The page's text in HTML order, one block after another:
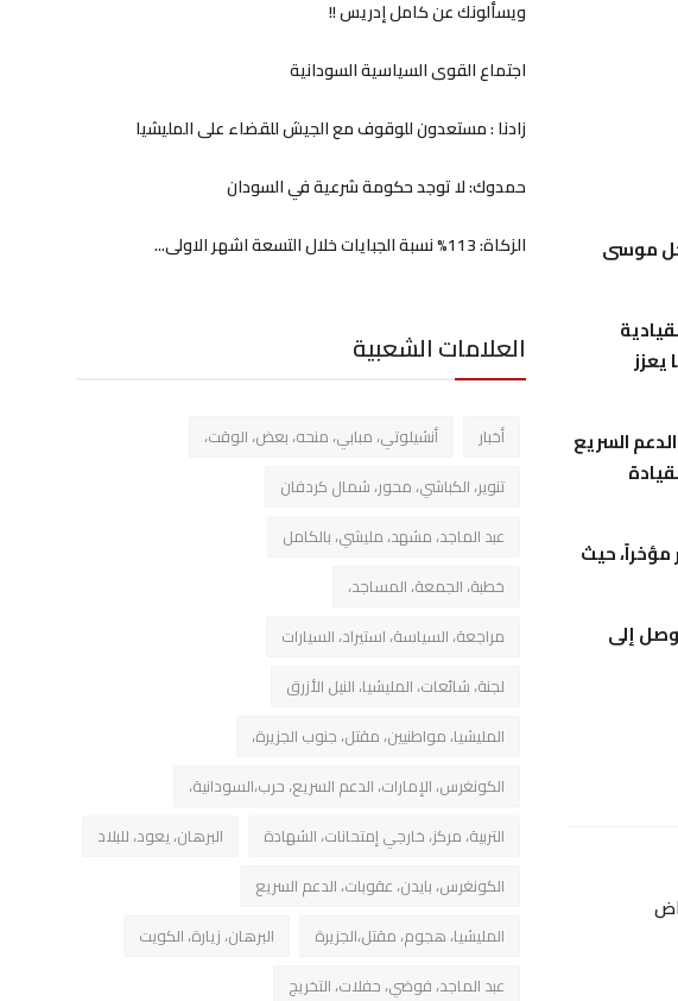
موسى
القيادية
يعزز
السريع
مؤخراً، حيث
إلى
ويسألونك عن كامل إدريس !!
اجتماع القوى السياسية السودانية
زادنا : مستعدون للوقوف مع الجيش للقضاء على المليشيا
حمدوك: لا توجد حكومة شرعية في السودان
الزكاة: 113% نسبة الجبايات خلال التسعة اشهر الاولى...
العلامات الشعبية
أخبار
أنشيلوتي، مبابي، منحه، بعض، الوقت،
تنوير، الكباشي، محور، شمال كردفان
عبد الماجد، مشهد، مليشي، بالكامل
خطبة، الجمعة، المساجد،
مراجعة، السياسة، استيراد، السيارات
لجنة، شائعات، المليشيا، النيل الأزرق
المليشيا، مواطنيين، مقتل، جنوب الجزيرة،
الكونغرس، الإمارات، الدعم السريع، حرب،السودانية،
التربية، مركز، خارجي إمتحانات، الشهادة
البرهان، يعود، للبلاد
الكونغرس، بايدن، عقوبات، الدعم السريع
المليشيا، هجوم، مقتل،الجزيرة
البرهان، زيارة، الكويت
عبد الماجد، فوضي، حفلات، التخريج